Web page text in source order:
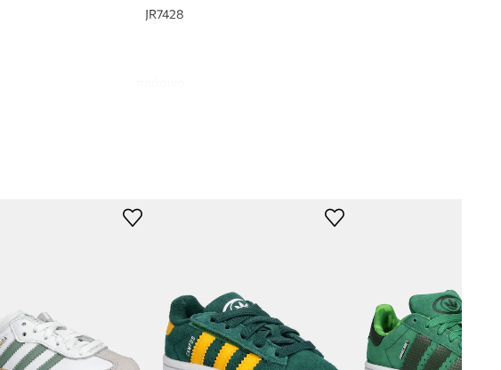
JR7428